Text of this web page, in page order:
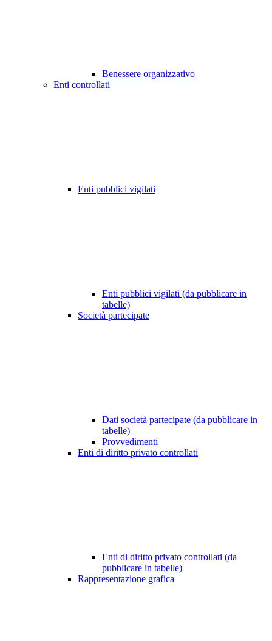
Benessere organizzativo
Enti controllati
Enti pubblici vigilati
Enti pubblici vigilati (da pubblicare in
tabelle)
Società partecipate
Dati società partecipate (da pubblicare in
tabelle)
Provvedimenti
Enti di diritto privato controllati
Enti di diritto privato controllati (da
pubblicare in tabelle)
Rappresentazione grafica